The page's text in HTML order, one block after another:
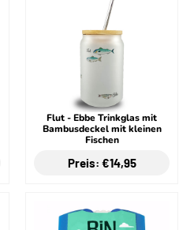
Flut - Ebbe Trinkglas mit
Bambusdeckel mit kleinen
Fischen
Preis: €14,95